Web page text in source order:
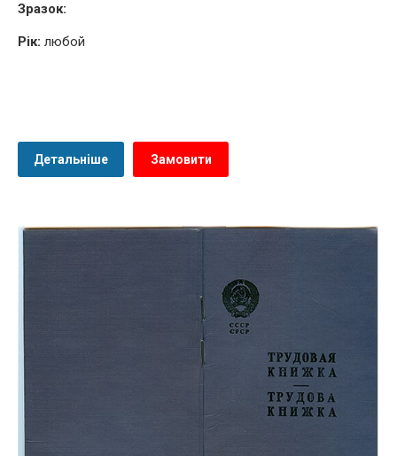
Зразок:
Рік: любой
Детальніше Замовити